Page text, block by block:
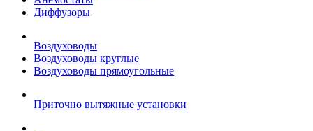
Диффузоры
Воздуховоды
Воздуховоды круглые
Воздуховоды прямоугольные
Приточно вытяжные установки